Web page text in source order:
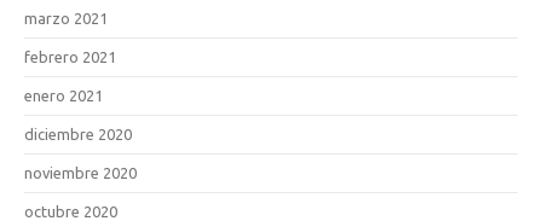
marzo 2021
febrero 2021
enero 2021
diciembre 2020
noviembre 2020
octubre 2020